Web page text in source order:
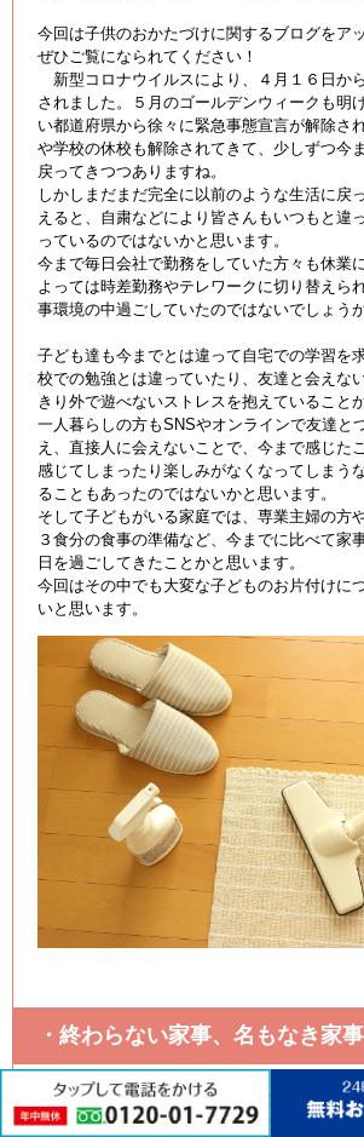
今回は子供のおかたづけに関するブログをア
ぜひご覧になられてください！
新型コロナウイルスにより、４月１６日か
されました。５月のゴールデンウィークも明
い都道府県から徐々に緊急事態宣言が解除さ
や学校の休校も解除されてきて、少しずつ今
戻ってきつつありますね。
しかしまだまだ完全に以前のような生活に戻
えると、自粛などにより皆さんもいつもと違
っているのではないかと思います。
今まで毎日会社で勤務をしていた方々も休業
よっては時差勤務やテレワークに切り替えら
事環境の中過ごしていたのではないでしょうか
子ども達も今までとは違って自宅での学習を
校での勉強とは違っていたり、友達と会えな
きり外で遊べないストレスを抱えていること
一人暮らしの方もSNSやオンラインで友達と
え、直接人に会えないことで、今まで感じた
感じてしまったり楽しみがなくなってしまう
ることもあったのではないかと思います。
そして子どもがいる家庭では、専業主婦の方
３食分の食事の準備など、今までに比べて家
日を過ごしてきたことかと思います。
今回はその中でも大変な子どものお片付けに
いと思います。
・終わらない家事、名もなき家事
家事といえば、ご飯の準備、食器洗い、洗
り返すことというだけでなく、それに加えて